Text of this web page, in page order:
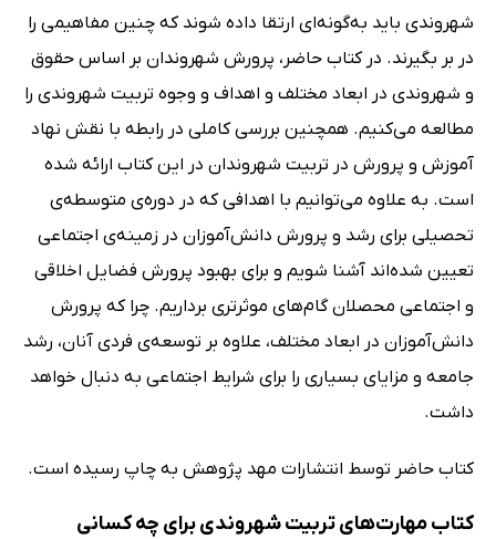
شهروندی باید به‌گونه‌ای ارتقا داده شوند که چنین مفاهیمی را
در بر بگیرند. در کتاب حاضر، پرورش شهروندان بر اساس حقوق
و شهروندی در ابعاد مختلف و اهداف و وجوه تربیت شهروندی را
مطالعه می‌کنیم. همچنین بررسی کاملی در رابطه با نقش نهاد
آموزش و پرورش در تربیت شهروندان در این کتاب ارائه شده
است. به علاوه می‌توانیم با اهدافی که در دوره‌ی متوسطه‌ی
تحصیلی برای رشد و پرورش دانش‌آموزان در زمینه‌ی اجتماعی
تعیین شده‌اند آشنا شویم و برای بهبود پرورش فضایل اخلاقی
و اجتماعی محصلان گام‌های موثرتری برداریم. چرا که پرورش
دانش‌آموزان در ابعاد مختلف، علاوه بر توسعه‌ی فردی آنان، رشد
جامعه و مزایای بسیاری را برای شرایط اجتماعی به دنبال خواهد
داشت.
کتاب حاضر توسط انتشارات مهد پژوهش به چاپ رسیده است.
کتاب مهارت‌های تربیت شهروندی برای چه کسانی